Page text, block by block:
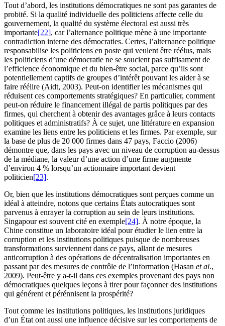
Tout d’abord, les institutions démocratiques ne sont pas garantes de
probité. Si la qualité individuelle des politiciens affecte celle du
gouvernement, la qualité du système électoral est aussi très
importante[22], car l’alternance politique mène à une importante
contradiction interne des démocraties. Certes, l’alternance politique
responsabilise les politiciens en poste qui veulent être réélus, mais
les politiciens d’une démocratie ne se soucient pas suffisament de
l’efficience économique et du bien-être social, parce qu’ils sont
potentiellement captifs de groupes d’intérêt pouvant les aider à se
faire réélire (Aidt, 2003). Peut-on identifier les mécanismes qui
réduisent ces comportements stratégiques? En particulier, comment
peut-on réduire le financement illégal de partis politiques par des
firmes, qui cherchent à obtenir des avantages grâce à leurs contacts
politiques et administratifs? À ce sujet, une littérature en expansion
examine les liens entre les politiciens et les firmes. Par exemple, sur
la base de plus de 20 000 firmes dans 47 pays, Faccio (2006)
démontre que, dans les pays avec un niveau de corruption au-dessus
de la médiane, la valeur d’une action d’une firme augmente
d’environ 4 % lorsqu’un actionnaire important devient
politicien[23].
Or, bien que les institutions démocratiques sont perçues comme un
idéal à atteindre, notons que certains États autocratiques sont
parvenus à enrayer la corruption au sein de leurs institutions.
Singapour est souvent cité en exemple[24]. À notre époque, la
Chine constitue un laboratoire idéal pour étudier le lien entre la
corruption et les institutions politiques puisque de nombreuses
transformations surviennent dans ce pays, allant de mesures
anticorruption à des opérations de décentralisation importantes en
passant par des mesures de contrôle de l’information (Hasan et al.,
2009). Peut-être y a-t-il dans ces exemples provenant des pays non
démocratiques quelques leçons à tirer pour façonner des institutions
qui générent et pérénnisent la prospérité?
Tout comme les institutions politiques, les institutions juridiques
d’un État ont aussi une influence décisive sur les comportements de